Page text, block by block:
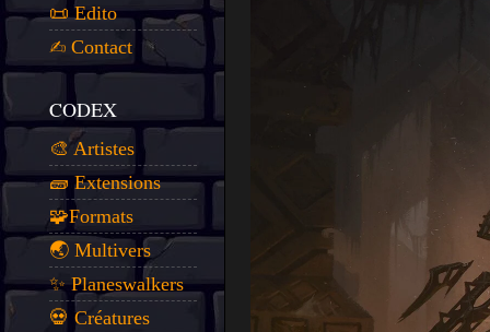
📜 Edito
✍️ Contact
CODEX
🎨 Artistes
🧱 Extensions
🧩Formats
🌏 Multivers
✨ Planeswalkers
💀 Créatures